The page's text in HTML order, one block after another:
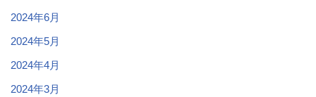
2024年6月
2024年5月
2024年4月
2024年3月